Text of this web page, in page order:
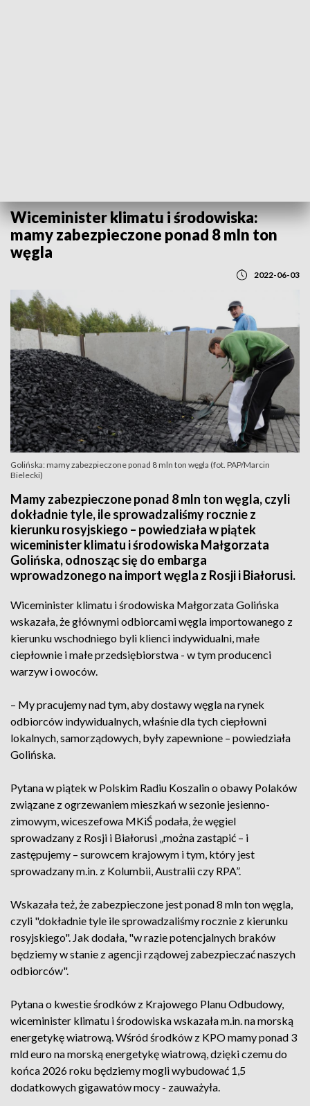
Wiceminister klimatu i środowiska:
mamy zabezpieczone ponad 8 mln ton
węgla
2022-06-03
Golińska: mamy zabezpieczone ponad 8 mln ton węgla (fot. PAP/Marcin
Bielecki)
Mamy zabezpieczone ponad 8 mln ton węgla, czyli
dokładnie tyle, ile sprowadzaliśmy rocznie z
kierunku rosyjskiego – powiedziała w piątek
wiceminister klimatu i środowiska Małgorzata
Golińska, odnosząc się do embarga
wprowadzonego na import węgla z Rosji i Białorusi.
Wiceminister klimatu i środowiska Małgorzata Golińska
wskazała, że głównymi odbiorcami węgla importowanego z
kierunku wschodniego byli klienci indywidualni, małe
ciepłownie i małe przedsiębiorstwa - w tym producenci
warzyw i owoców.
– My pracujemy nad tym, aby dostawy węgla na rynek
odbiorców indywidualnych, właśnie dla tych ciepłowni
lokalnych, samorządowych, były zapewnione – powiedziała
Golińska.
Pytana w piątek w Polskim Radiu Koszalin o obawy Polaków
związane z ogrzewaniem mieszkań w sezonie jesienno-
zimowym, wiceszefowa MKiŚ podała, że węgiel
sprowadzany z Rosji i Białorusi „można zastąpić – i
zastępujemy – surowcem krajowym i tym, który jest
sprowadzany m.in. z Kolumbii, Australii czy RPA”.
Wskazała też, że zabezpieczone jest ponad 8 mln ton węgla,
czyli "dokładnie tyle ile sprowadzaliśmy rocznie z kierunku
rosyjskiego". Jak dodała, "w razie potencjalnych braków
będziemy w stanie z agencji rządowej zabezpieczać naszych
odbiorców".
Pytana o kwestie środków z Krajowego Planu Odbudowy,
wiceminister klimatu i środowiska wskazała m.in. na morską
energetykę wiatrową. Wśród środków z KPO mamy ponad 3
mld euro na morską energetykę wiatrową, dzięki czemu do
końca 2026 roku będziemy mogli wybudować 1,5
dodatkowych gigawatów mocy - zauważyła.